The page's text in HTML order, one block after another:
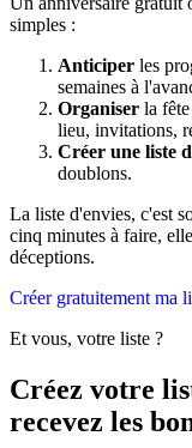
simples :
Anticiper les
semaines à
Organiser la
lieu, invitations,
Créer une liste
doublons.
La liste d'envies, c'est
cinq minutes à faire,
déceptions.
Créer gratuitement ma
Et vous, votre liste ?
Créez votre
recevez les